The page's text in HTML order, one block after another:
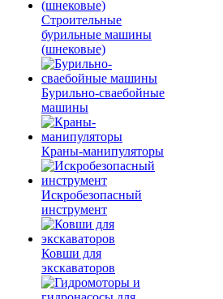
Строительные
бурильные машины
(шнековые)
Бурильно-сваебойные
машины
Краны-манипуляторы
Искробезопасный
инструмент
Ковши для
экскаваторов